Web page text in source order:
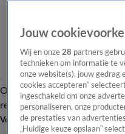
Overzicht Laatste nieuws
redactie
Volg Hart van Nederland
Jouw
Wij en onze28 partners
technieken om informatie te
onze website(s), jouw gedrag
cookies accepteren”
ingeschakeld om onze
personaliseren, onze
de prestaties van
„Huidige keuze opslaan”